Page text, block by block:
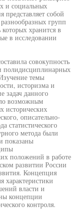
и социальных
представляет собой
групп
хранится в
в исследовании
совокупность
полидисциплинарных
темы
историзма и
задач данного
возможным
исторических
описательно-
статистического
метода были
показаны
положений в работе
развитии России
Концепция
характеристики
власти и
концепции
контроля.